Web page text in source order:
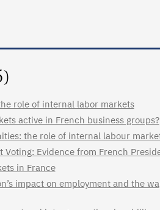
role of internal labor markets
active in French business groups?
the role of internal labour
Voting: Evidence from French
in France
impact on employment and the